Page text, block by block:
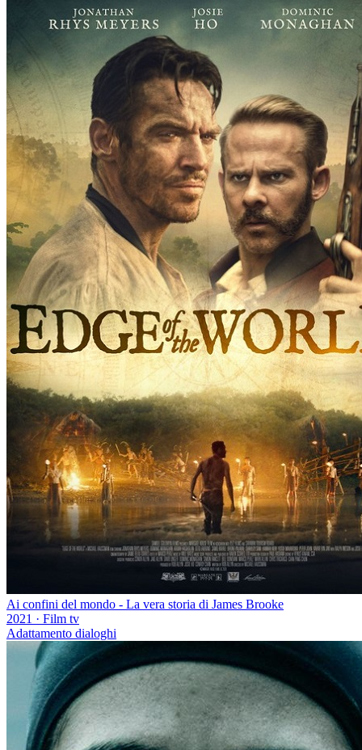
Ai confini del mondo - La vera storia di James Brooke
2021 · Film tv
Adattamento dialoghi